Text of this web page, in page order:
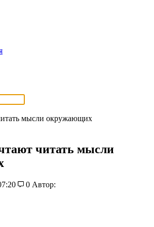
мысли окружающих
читать мысли
0 Автор: